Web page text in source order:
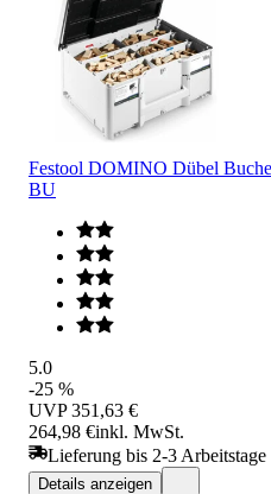
Festool DOMINO Dübel
BU
5.0
-25 %
UVP 351,63 €
264,98 €inkl. MwSt.
Lieferung bis 2-3 Arbeitstage
Details anzeigen